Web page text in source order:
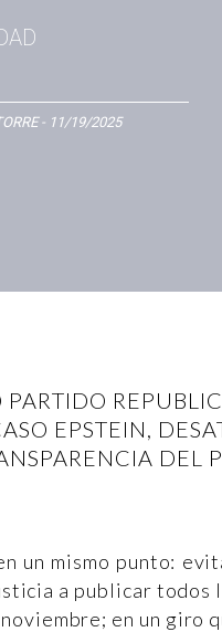
- 11/19/2025
EPSTEIN,
DEL
un mismo punto:
a publicar todos
en un giro